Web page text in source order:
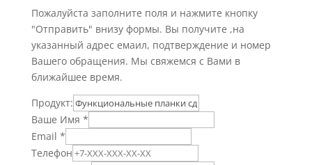
Пожалуйста заполните поля и нажмите кнопку
"Отправить" внизу формы. Вы получите ,на
указанный адрес емаил, подтверждение и номер
Вашего обращения. Мы свяжемся с Вами в
ближайшее время.
Продукт:
Ваше Имя *
Email *
Телефон